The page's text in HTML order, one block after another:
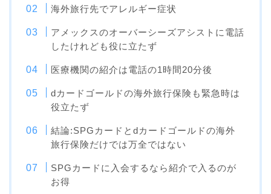
海外旅行先でアレルギー症状
アメックスのオーバーシーズアシストに電話
したけれども役に立たず
医療機関の紹介は電話の1時間20分後
dカードゴールドの海外旅行保険も緊急時は
役立たず
結論:SPGカードとdカードゴールドの海外
旅行保険だけでは万全ではない
SPGカードに入会するなら紹介で入るのが
お得